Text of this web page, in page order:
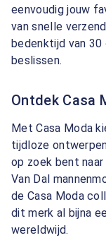
eenvoudig jouw
van snelle
bedenktijd van 30
beslissen.
Ontdek Casa
Met Casa Moda
tijdloze
op zoek bent
Van Dal
de Casa Moda
dit merk al bijna
wereldwijd.